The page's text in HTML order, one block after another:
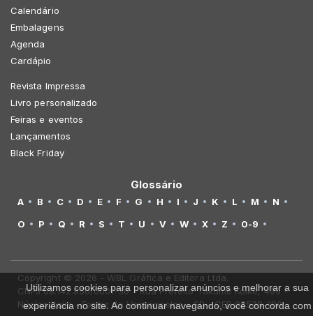
Calendário
Embalagens
Agenda
Cardápio
Revista Impressa
Livro personalizado
Feiras e eventos
Lançamentos
Black Friday
Glossário
A B C D E F G H I J K L M
N
O
P Q R S T U V W X Z 0-9
Copyright © 2026 - WBL Gráfica e Editora Ltda.
CNPJ 08.142.850/0001-36 - Rua Prefeito Takume Koike, 499 -
Núcleo Itaim - Ferraz de Vasconcelos - SP - CEP 08538-100
Utilizamos cookies para personalizar anúncios e melhorar a sua
experiência no site. Ao continuar navegando, você concorda com